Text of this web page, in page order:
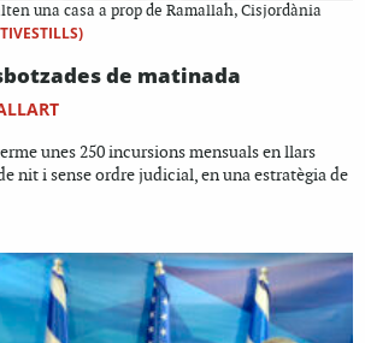
una casa a prop de Ramallah, Cisjordània
de matinada
unes 250 incursions mensuals en llars
nit i sense ordre judicial, en una estratègia de